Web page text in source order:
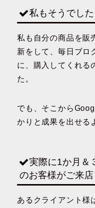
私もそうでした
私も自分の商品を販
新をして、毎日ブロ
に、購入してくれる
た。
でも、そこから
かりと成果を出せる
実際に1か月＆
のお客様がご来店
あるクライアント様